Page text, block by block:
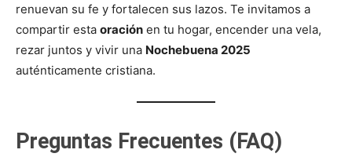
renuevan su fe y fortalecen sus lazos. Te invitamos a
compartir esta oración en tu hogar, encender una vela,
rezar juntos y vivir una Nochebuena 2025
auténticamente cristiana.
Preguntas Frecuentes (FAQ)